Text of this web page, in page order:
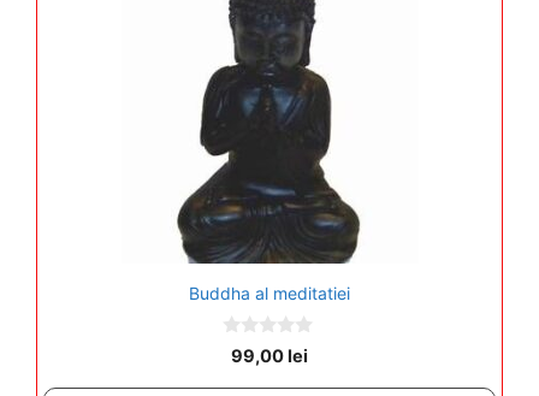
Buddha al meditatiei
099,00lei